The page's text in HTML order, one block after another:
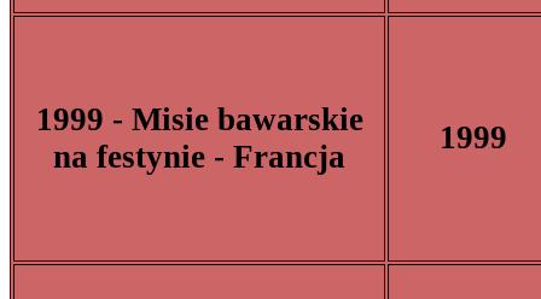
1999 - Misie bawarskie
na festynie - Francja
1999